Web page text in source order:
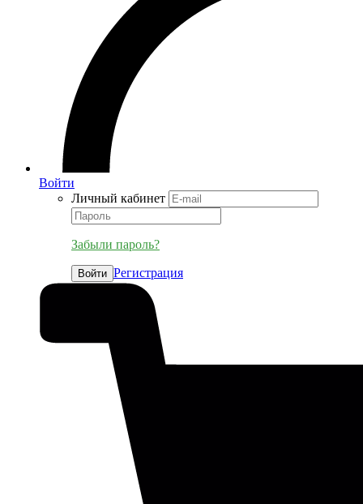
Войти
Личный кабинет
Забыли пароль?
Войти Регистрация